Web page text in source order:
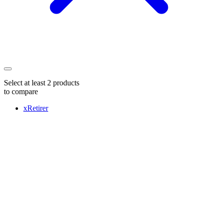
Select at least 2 products
to compare
xRetirer